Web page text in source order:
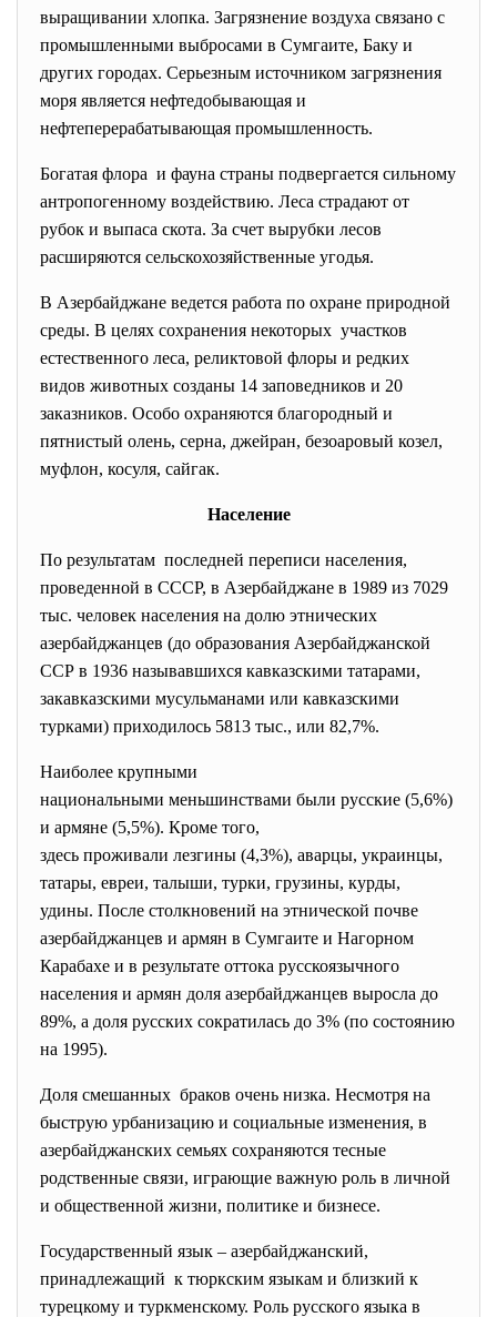
выращивании хлопка. Загрязнение воздуха связано с
промышленными выбросами в Сумгаите, Баку и
других городах. Серьезным источником загрязнения
моря является нефтедобывающая и
нефтеперерабатывающая промышленность.
Богатая флора и фауна страны подвергается сильному
антропогенному воздействию. Леса страдают от
рубок и выпаса скота. За счет вырубки лесов
расширяются сельскохозяйственные угодья.
В Азербайджане ведется работа по охране природной
среды. В целях сохранения некоторых участков
естественного леса, реликтовой флоры и редких
видов животных созданы 14 заповедников и 20
заказников. Особо охраняются благородный и
пятнистый олень, серна, джейран, безоаровый козел,
муфлон, косуля, сайгак.
Население
По результатам последней переписи населения,
проведенной в СССР, в Азербайджане в 1989 из 7029
тыс. человек населения на долю этнических
азербайджанцев (до образования Азербайджанской
ССР в 1936 называвшихся кавказскими татарами,
закавказскими мусульманами или кавказскими
турками) приходилось 5813 тыс., или 82,7%.
Наиболее крупными
национальными меньшинствами были русские (5,6%)
и армяне (5,5%). Кроме того,
здесь проживали лезгины (4,3%), аварцы, украинцы,
татары, евреи, талыши, турки, грузины, курды,
удины. После столкновений на этнической почве
азербайджанцев и армян в Сумгаите и Нагорном
Карабахе и в результате оттока русскоязычного
населения и армян доля азербайджанцев выросла до
89%, а доля русских сократилась до 3% (по состоянию
на 1995).
Доля смешанных браков очень низка. Несмотря на
быструю урбанизацию и социальные изменения, в
азербайджанских семьях сохраняются тесные
родственные связи, играющие важную роль в личной
и общественной жизни, политике и бизнесе.
Государственный язык – азербайджанский,
принадлежащий к тюркским языкам и близкий к
турецкому и туркменскому. Роль русского языка в